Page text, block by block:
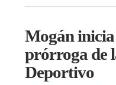
Mogán
prórroga de
Deportivo